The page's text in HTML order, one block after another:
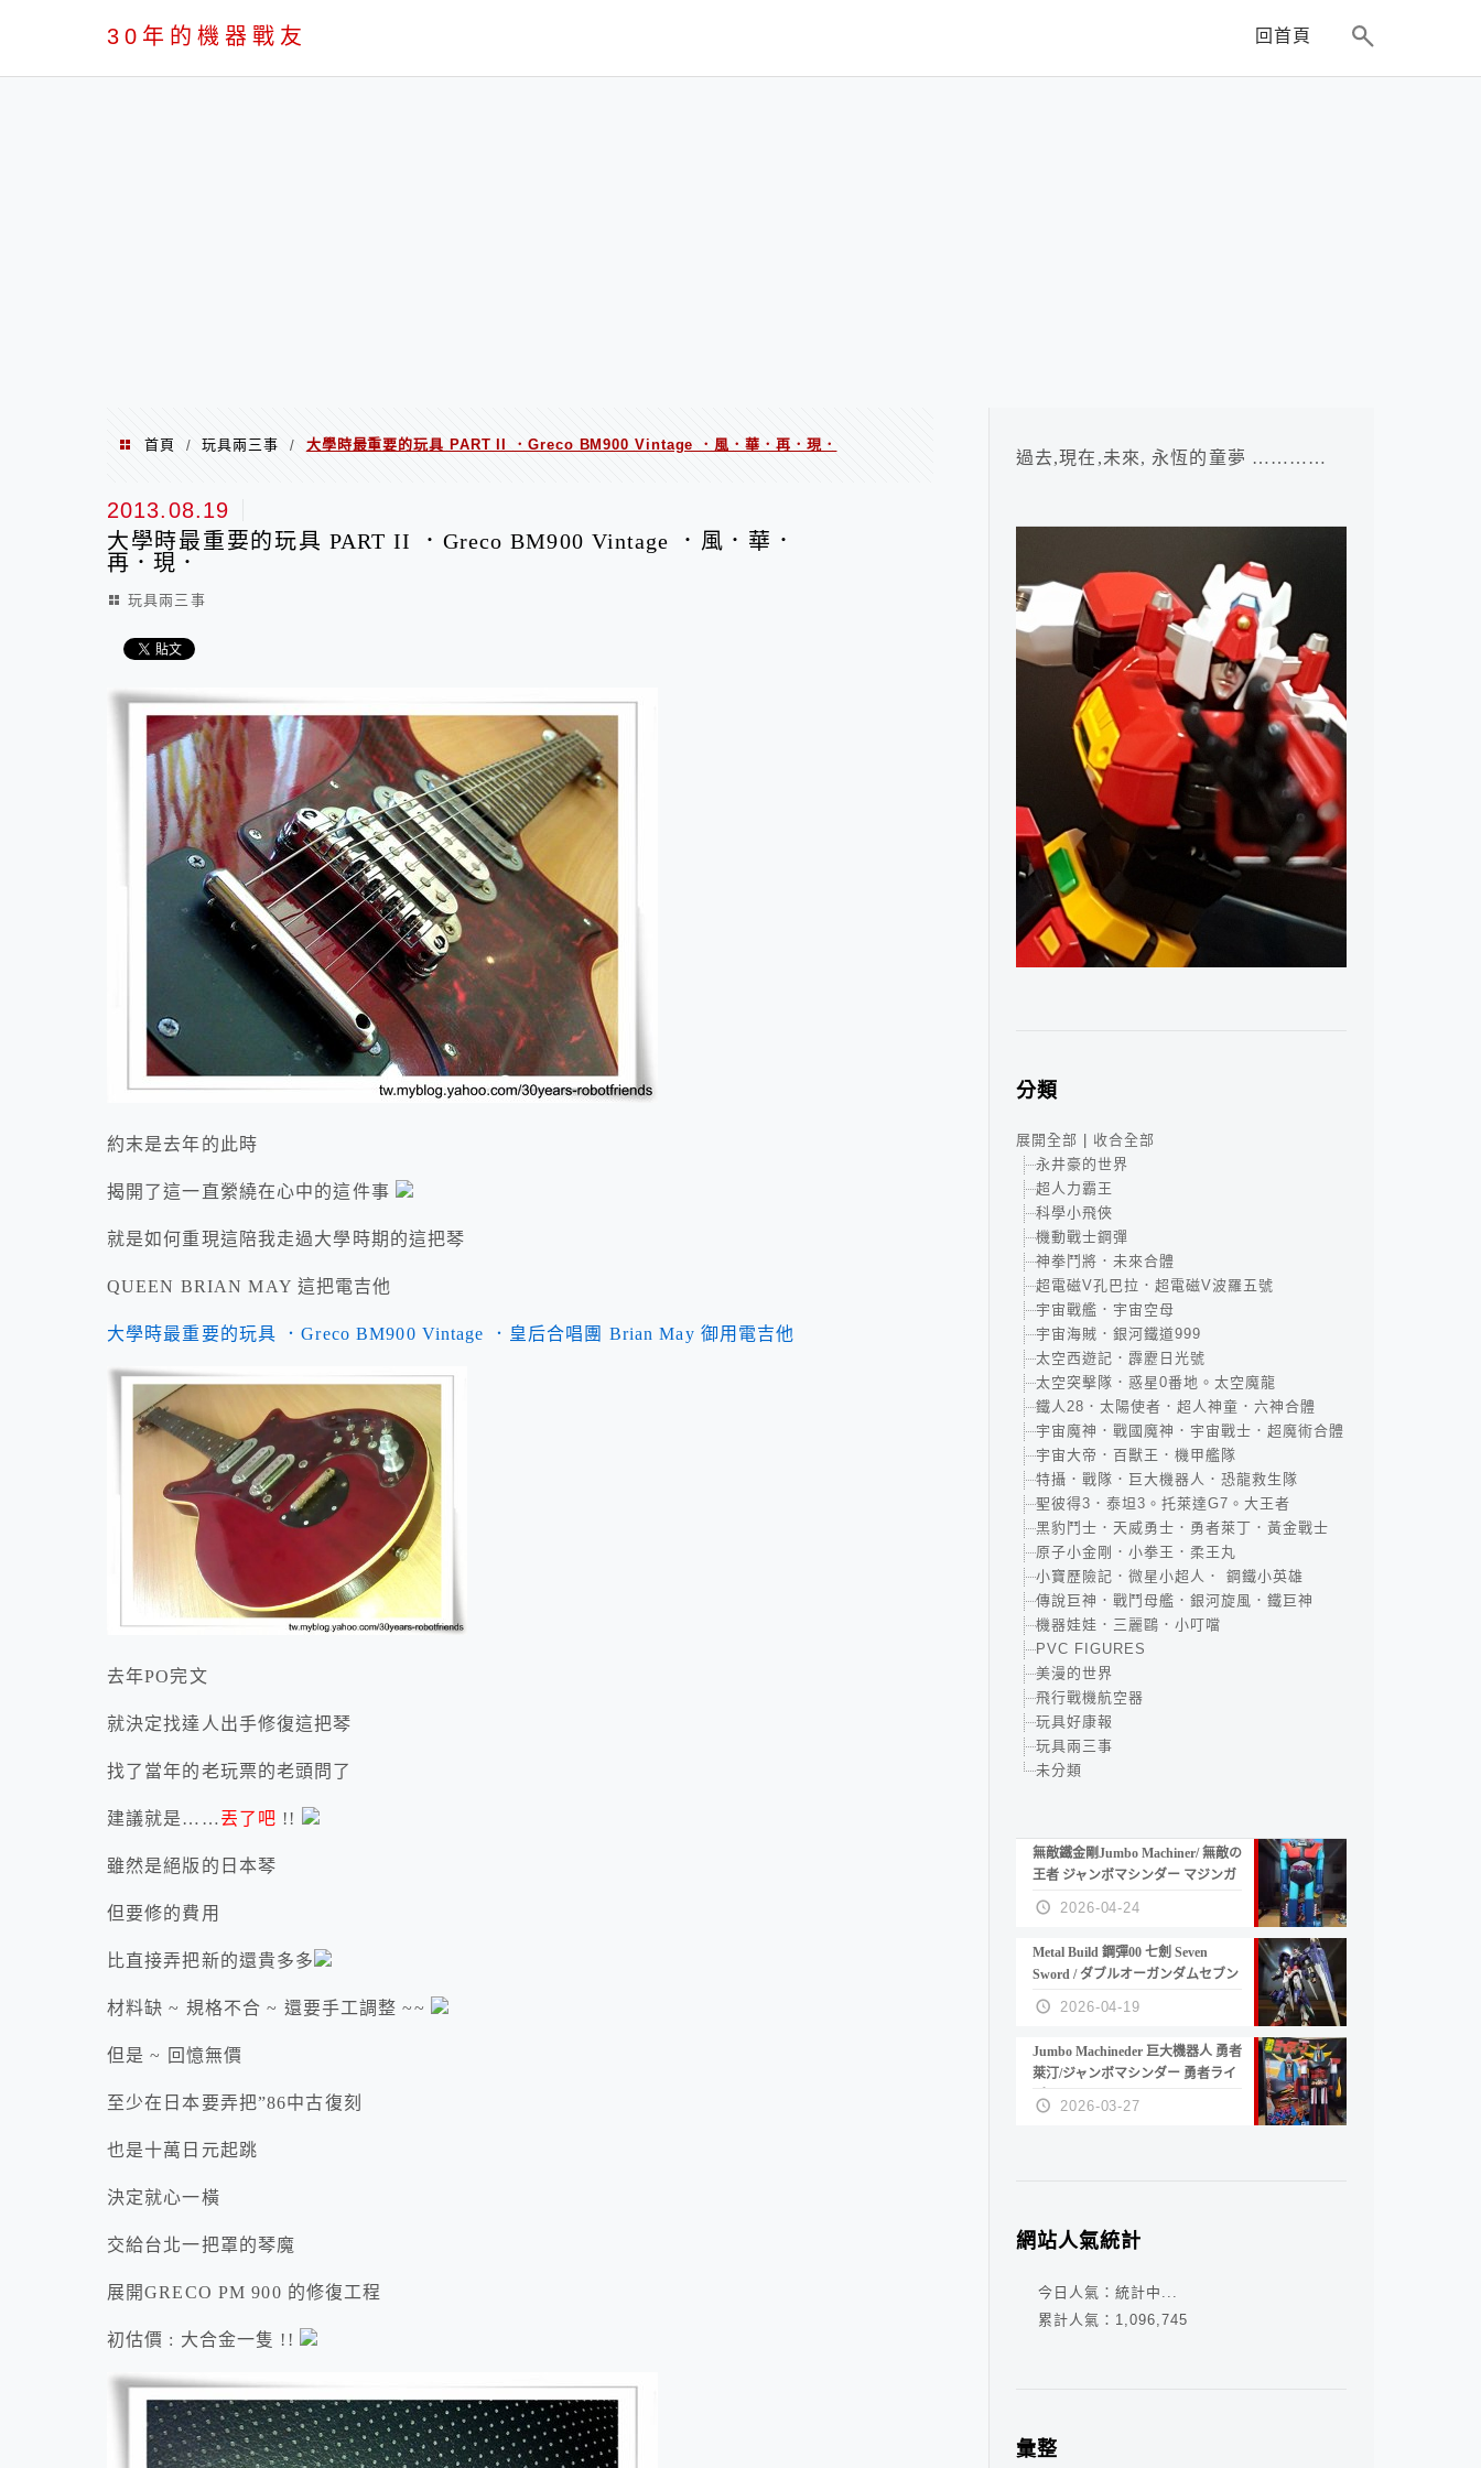
30年的機器戰友 回首頁
首頁 / 玩具兩三事 / 大學時最重要的玩具 PART II ．Greco BM900 Vintage ．風．華．再．現．
2013.08.19
大學時最重要的玩具 PART II ．Greco BM900 Vintage ．風．華．
再．現．
玩具兩三事
約末是去年的此時
揭開了這一直縈繞在心中的這件事
就是如何重現這陪我走過大學時期的這把琴
QUEEN BRIAN MAY 這把電吉他
大學時最重要的玩具 ．Greco BM900 Vintage ．皇后合唱團 Brian May 御用電吉他
去年PO完文
就決定找達人出手修復這把琴
找了當年的老玩票的老頭問了
建議就是……丟了吧 !!
雖然是絕版的日本琴
但要修的費用
比直接弄把新的還貴多多
材料缺 ~ 規格不合 ~ 還要手工調整 ~~
但是 ~ 回憶無價
至少在日本要弄把”86中古復刻
也是十萬日元起跳
決定就心一橫
交給台北一把罩的琴魔
展開GRECO PM 900 的修復工程
初估價 : 大合金一隻 !!
過去,現在,未來, 永恆的童夢 …………
分類
展開全部
收合全部
永井豪的世界
超人力霸王
科學小飛俠
機動戰士鋼彈
神拳鬥將．未來合體
超電磁V孔巴拉．超電磁V波羅五號
宇宙戰艦．宇宙空母
宇宙海賊．銀河鐵道999
太空西遊記．霹靂日光號
太空突擊隊．惑星0番地。太空魔龍
鐵人28．太陽使者．超人神童．六神合體
宇宙魔神．戰國魔神．宇宙戰士．超魔術合體
宇宙大帝．百獸王．機甲艦隊
特攝．戰隊．巨大機器人．恐龍救生隊
聖彼得3．泰坦3。托萊達G7。大王者
黑豹鬥士．天威勇士．勇者萊丁．黃金戰士
原子小金剛．小拳王．柔王丸
小寶歷險記．微星小超人． 鋼鐵小英雄
傳說巨神．戰鬥母艦．銀河旋風．鐵巨神
機器娃娃．三麗鷗．小叮噹
PVC FIGURES
美漫的世界
飛行戰機航空器
玩具好康報
玩具兩三事
未分類
無敵鐵金剛Jumbo Machiner/ 無敵の
王者 ジャンボマシンダー マジンガ
ーZ
2026-04-24
Metal Build 鋼彈00 七劍 Seven
Sword / ダブルオーガンダムセブン
ソード/G
2026-04-19
Jumbo Machineder 巨大機器人 勇者
萊汀/ジャンボマシンダー 勇者ライ
ディーン
2026-03-27
網站人氣統計
今日人氣： 統計中...
累計人氣： 1,096,745
彙整